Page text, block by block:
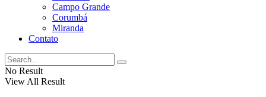
Campo Grande
Corumbá
Miranda
Contato
No Result
View All Result